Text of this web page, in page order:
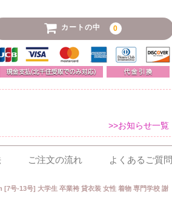
カートの中 0
>>お知らせ一覧
ご注文の流れ よくあるご質問
号-13号] 大学生 卒業袴 貸衣装 女性 着物 専門学校 謝